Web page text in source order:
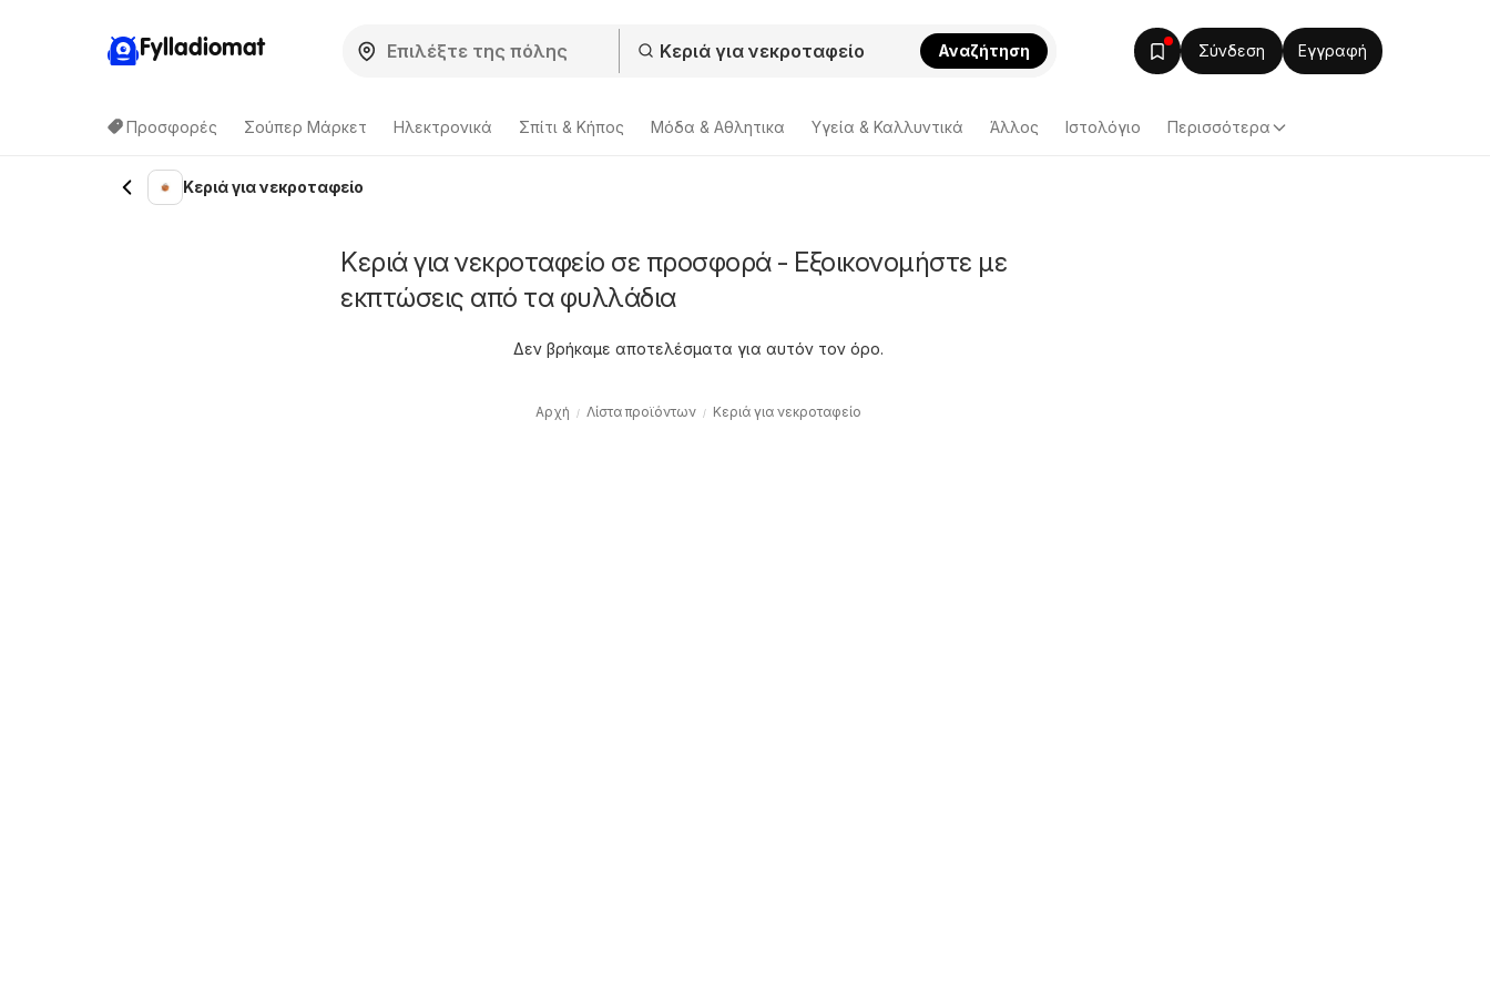
Fylladiomat Αναζήτηση Σύνδεση Εγγραφή
Προσφορές Σούπερ Μάρκετ Hλεκτρονικά Σπίτι & Κήπος Μόδα & Aθλητικα Υγεία & Καλλυντικά Άλλος Ιστολόγιο Περισσότερα
Κεριά για νεκροταφείο
Κεριά για νεκροταφείο σε προσφορά - Εξοικονομήστε με
εκπτώσεις από τα φυλλάδια
Δεν βρήκαμε αποτελέσματα για αυτόν τον όρο.
Αρχή Λίστα προϊόντων Κεριά για νεκροταφείο